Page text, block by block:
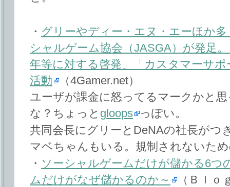
・ グリーやディー・エヌ・エーほか
シャルゲーム協会（JASGA）が発足
年等に対する啓発」「カスタマーサ
活動
（4Gamer.net）
ユーザが課金に怒ってるマークかと
な？ちょっと gloops
っぽい。
共同会長にグリーとDeNAの社長がつ
マベちゃんもいる。規制されないた
・ ソーシャルゲームだけが儲かる6つ
ムだけがなぜ儲かるのか～
（Ｂｌ